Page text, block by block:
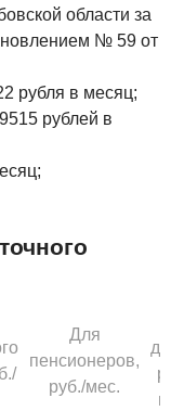
области за
№ 59 от
рубля в месяц;
рублей в
Для
пенсионеров,
руб./мес.